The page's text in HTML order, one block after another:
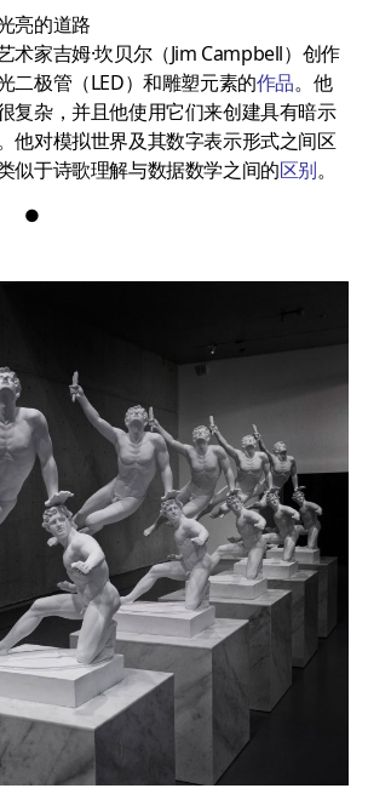
亮的道路
术家吉姆·坎贝尔（Jim Campbell）创作
二极管（LED）和雕塑元素的作品。他
复杂，并且他使用它们来创建具有暗示
他对模拟世界及其数字表示形式之间区
似于诗歌理解与数据数学之间的区别。
●